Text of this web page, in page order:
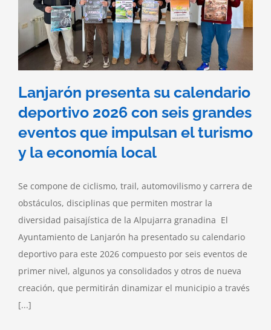
Lanjarón presenta su calendario
deportivo 2026 con seis grandes
eventos que impulsan el turismo
y la economía local
Se compone de ciclismo, trail, automovilismo y carrera de
obstáculos, disciplinas que permiten mostrar la
diversidad paisajística de la Alpujarra granadina El
Ayuntamiento de Lanjarón ha presentado su calendario
deportivo para este 2026 compuesto por seis eventos de
primer nivel, algunos ya consolidados y otros de nueva
creación, que permitirán dinamizar el municipio a través
[...]